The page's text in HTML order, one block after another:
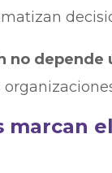
no depende
marcan